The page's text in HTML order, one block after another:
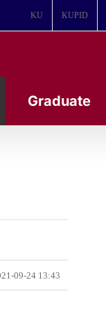
KU KUPID
Graduate
09-24 13:43